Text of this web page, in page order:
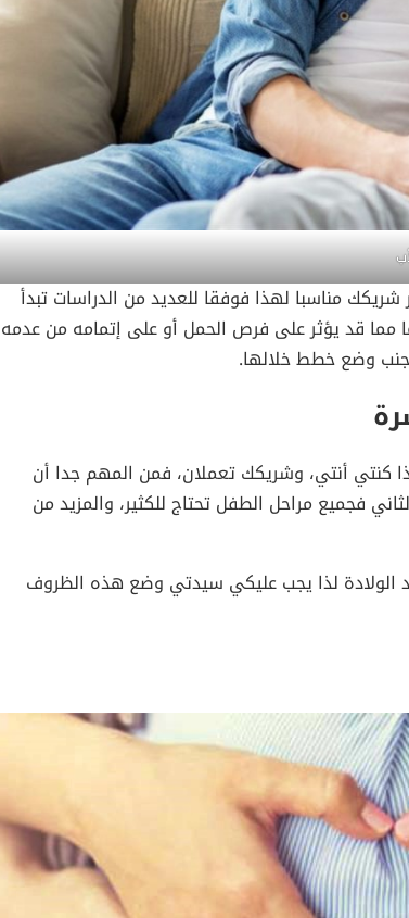
مناسبا لهذا فوفقا للعديد من الدراسات تبدأ
المنوية للرجل في التدهور عندما يتجاوز عمره ال 35 عاما مما قد يؤثر على فرص الحمل أو على إتمامه من عدمه
وضع خطط خلالها.
كنتي أنتي، وشريكك تعملان، فمن المهم جدا أن
فجميع مراحل الطفل تحتاج للكثير، والمزيد من
الولادة لذا يجب عليكي سيدتي وضع هذه الظروف